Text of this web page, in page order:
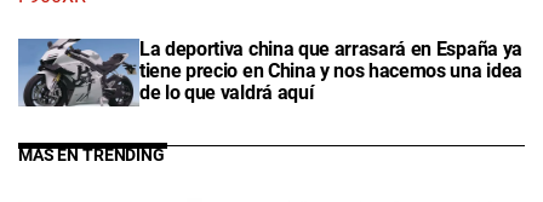
La deportiva china que arrasará en España ya
tiene precio en China y nos hacemos una idea
de lo que valdrá aquí
MÁS EN TRENDING